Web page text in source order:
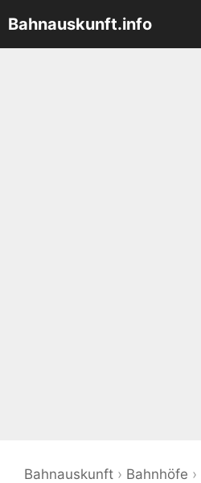
Inhalt
springen
Bahnauskunft.info
Bahnauskunft › Bahnhöfe ›